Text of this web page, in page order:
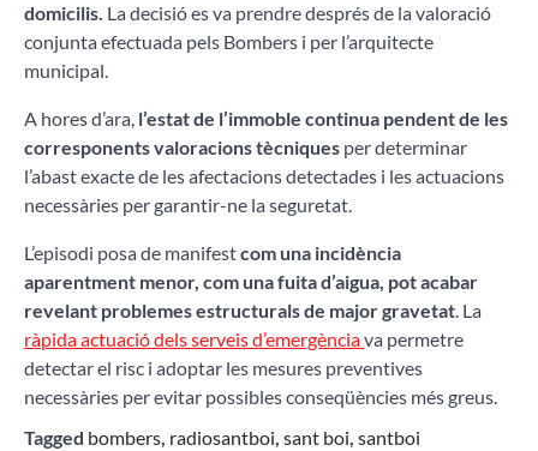
domicilis. La decisió es va prendre després de la valoració
conjunta efectuada pels Bombers i per l’arquitecte
municipal.
A hores d’ara, l’estat de l’immoble continua pendent de les
corresponents valoracions tècniques per determinar
l’abast exacte de les afectacions detectades i les actuacions
necessàries per garantir-ne la seguretat.
L’episodi posa de manifestcom una incidència
aparentment menor, com una fuita d’aigua, pot acabar
revelant problemes estructurals de major gravetat. La
ràpida actuació dels serveis d’emergènciava permetre
detectar el risc i adoptar les mesures preventives
necessàries per evitar possibles conseqüències més greus.
Tagged bombers, radiosantboi, sant boi, santboi